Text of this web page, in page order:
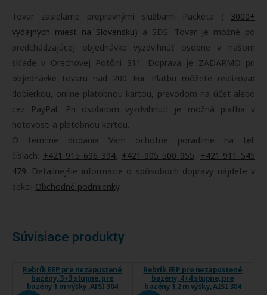
Tovar zasielame prepravnými službami Packeta ( 3000+
výdajných miest na Slovensku) a SDS. Tovar je možné po
predchádzajúcej objednávke vyzdvihnúť osobne v našom
sklade v Orechovej Potôni 311. Doprava je ZADARMO pri
objednávke tovaru nad 200 Eur. Platbu môžete realizovať
dobierkou, online platobnou kartou, prevodom na účet alebo
cez PayPal. Pri osobnom vyzdvihnutí je možná platba v
hotovosti a platobnou kartou.
O termíne dodania Vám ochotne poradíme na tel.
číslach: +421 915 696 394, +421 905 500 955, +421 911 545
479. Detailnejšie informácie o spôsoboch dopravy nájdete v
sekcii Obchodné podmienky.
Súvisiace produkty
Rebrík EEP pre nezapustené
bazény, 3+3 stupne, pre
bazény 1 m výšky, AISI 304
Rebrík EEP pre nezapustené
bazény, 4+4 stupne, pre
bazény 1,2 m výšky, AISI 304